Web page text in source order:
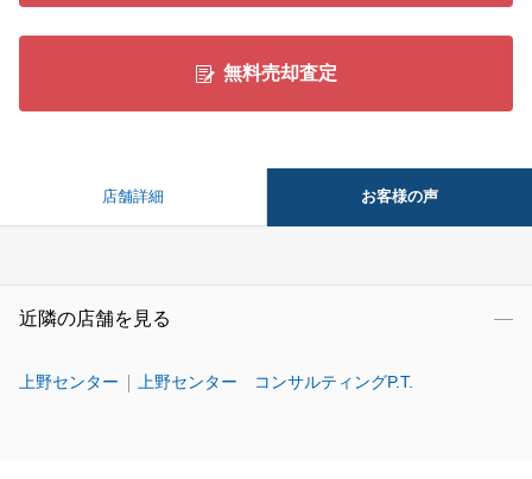
無料売却査定
店舗詳細 お客様の声
近隣の店舗を見る
上野センター 上野センター コンサルティングP.T.